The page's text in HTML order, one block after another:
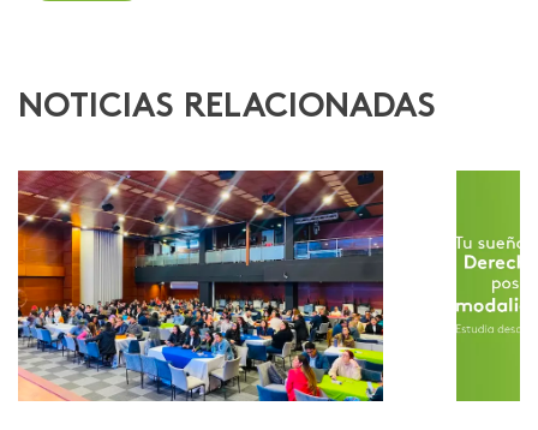
NOTICIAS RELACIONADAS